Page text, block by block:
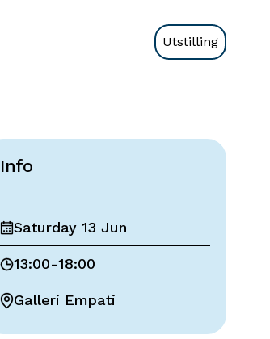
Utstilling
Info
Saturday 13 Jun
13:00-18:00
Galleri Empati